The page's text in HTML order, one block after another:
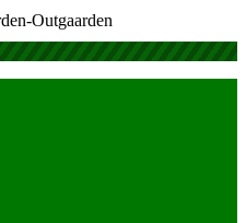
Outgaarden